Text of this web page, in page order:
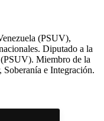
(PSUV),
Diputado a la
Miembro de la
e Integración.